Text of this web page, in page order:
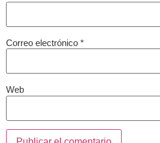
Correo electrónico*
Web